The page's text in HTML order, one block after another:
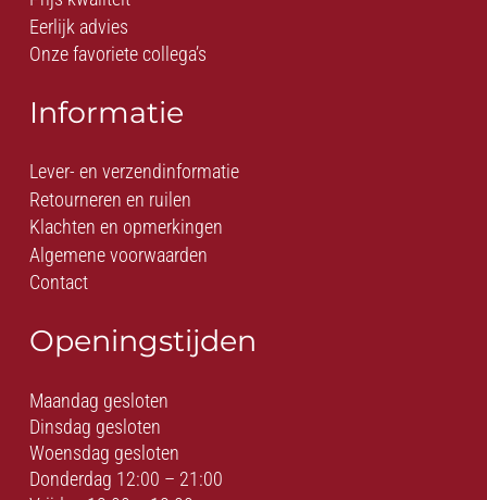
Eerlijk advies
Onze favoriete collega’s
Informatie
Lever- en verzendinformatie
Retourneren en ruilen
Klachten en opmerkingen
Algemene voorwaarden
Contact
Openingstijden
Maandag gesloten
Dinsdag gesloten
Woensdag gesloten
Donderdag 12:00 – 21:00